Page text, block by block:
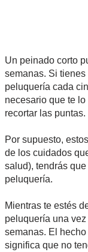
Un peinado corto
semanas. Si
peluquería cada
necesario que te
recortar las puntas.
Por supuesto,
de los cuidados
salud), tendrás
peluquería.
Mientras te estés
peluquería una
semanas. El
significa que no